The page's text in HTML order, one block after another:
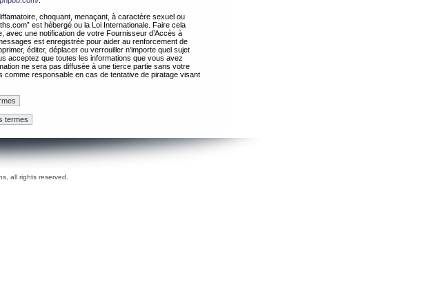
choquant, menaçant, à caractère sexuel ou
est hébergé ou la Loi Internationale. Faire cela
avec une notification de votre Fournisseur d’Accès à
est enregistrée pour aider au renforcement de
éditer, déplacer ou verrouiller n’importe quel sujet
acceptez que toutes les informations que vous avez
ne sera pas diffusée à une tierce partie sans votre
comme responsable en cas de tentative de piratage visant
all rights reserved.